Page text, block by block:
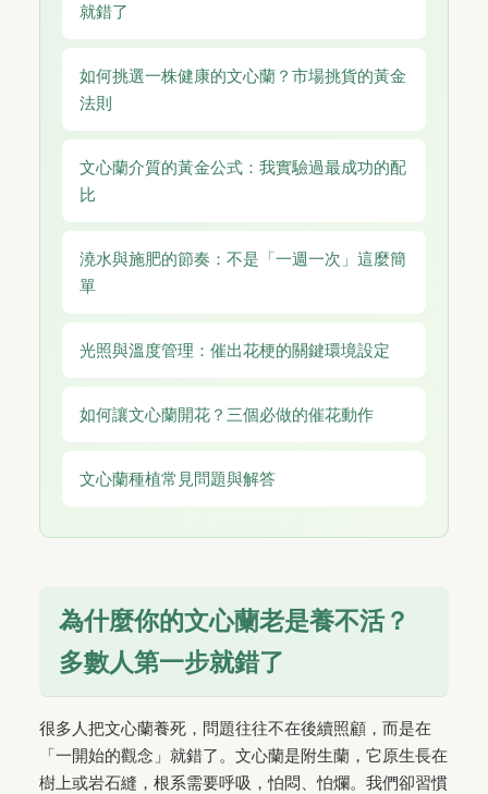
就錯了
如何挑選一株健康的文心蘭？市場挑貨的黃金
法則
文心蘭介質的黃金公式：我實驗過最成功的配
比
澆水與施肥的節奏：不是「一週一次」這麼簡
單
光照與溫度管理：催出花梗的關鍵環境設定
如何讓文心蘭開花？三個必做的催花動作
文心蘭種植常見問題與解答
為什麼你的文心蘭老是養不活？
多數人第一步就錯了
很多人把文心蘭養死，問題往往不在後續照顧，而是在
「一開始的觀念」就錯了。文心蘭是附生蘭，它原生長在
樹上或岩石縫，根系需要呼吸，怕悶、怕爛。我們卻習慣